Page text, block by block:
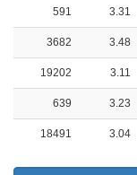
591 3.31
3682 3.48
19202 3.11
639 3.23
18491 3.04